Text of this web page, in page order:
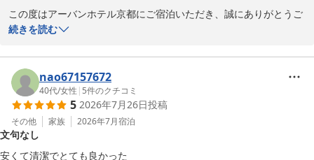
この度はアーバンホテル京都にご宿泊いただき、誠にありがとうご
ざいました。
チェックイン時のスタッフの道案内がお役に立てたとのこと、大変
嬉しく拝読いたしました。また、朝食バイキングにつきましても
「美味しかった」とのお言葉をいただき、ありがとうございます。
さらに、ホテル前のコンビニや最寄り駅、伏見稲荷大社へのアクセ
スなど、立地面にもご満足いただけたようで何よりでございます。
続きを読む
nao67157672
40代/女性 | 5件のクチコミ
5 2026年7月26日投稿
その他 家族 2026年7月宿泊
文句なし